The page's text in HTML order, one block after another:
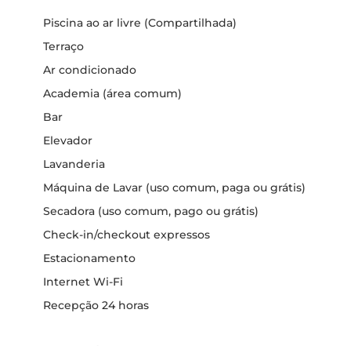
Piscina ao ar livre (Compartilhada)
Terraço
Ar condicionado
Academia (área comum)
Bar
Elevador
Lavanderia
Máquina de Lavar (uso comum, paga ou grátis)
Secadora (uso comum, pago ou grátis)
Check-in/checkout expressos
Estacionamento
Internet Wi-Fi
Recepção 24 horas